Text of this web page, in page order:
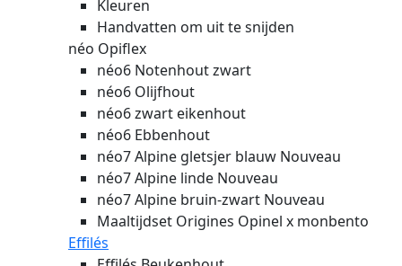
Kleuren
Handvatten om uit te snijden
néo Opiflex
néo6 Notenhout zwart
néo6 Olijfhout
néo6 zwart eikenhout
néo6 Ebbenhout
néo7 Alpine gletsjer blauw Nouveau
néo7 Alpine linde Nouveau
néo7 Alpine bruin-zwart Nouveau
Maaltijdset Origines Opinel x monbento
Effilés